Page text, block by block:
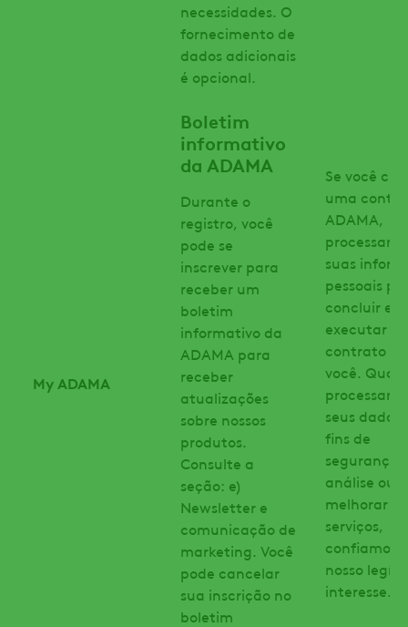
My ADAMA
necessidades. O
fornecimento de
dados adicionais
é opcional.
Boletim
informativo
da ADAMA
Durante o
registro, você
pode se
inscrever para
receber um
boletim
informativo da
ADAMA para
receber
atualizações
sobre nossos
produtos.
Consulte a
seção: e)
Newsletter e
comunicação de
marketing. Você
pode cancelar
sua inscrição no
boletim
Se você
uma conta
ADAMA,
suas
pessoais
concluir e
executar
contrato
você.
seus dados
fins de
segurança,
análise ou
melhorar
serviços,
confiamos
nosso
interesse.